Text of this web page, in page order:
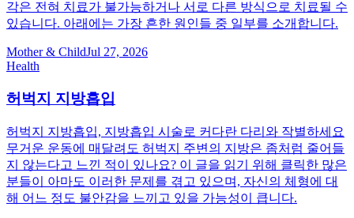
각은 전혀 치료가 불가능하거나 서로 다른 방식으로 치료될 수
있습니다. 아래에는 가장 흔한 원인들 중 일부를 소개합니다.
Mother & ChildJul 27, 2026
Health
허벅지 지방흡입
허벅지 지방흡입, 지방흡입 시술로 커다란 다리와 작별하세요
무거운 운동에 매달려도 허벅지 주변의 지방은 좀처럼 줄어들
지 않는다고 느낀 적이 있나요? 이 글을 읽기 위해 클릭한 많은
분들이 아마도 이러한 문제를 겪고 있으며, 자신의 체형에 대
해 어느 정도 불안감을 느끼고 있을 가능성이 큽니다.